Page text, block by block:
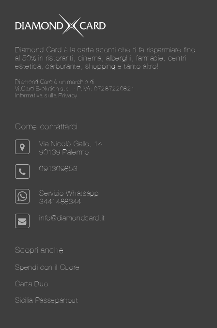
Diamond Card è la carta sconti che ti fa risparmiare fino
al 50% in ristoranti, cinema, alberghi, farmacie, centri
estetica, carburante, shopping e tanto altro!
Diamond Card è un marchio di
Vi.Card Evolution s.r.l. - P.IVA: 07287220821
Informativa sulla Privacy
Come contattarci
Via Nicolò Gallo, 14
90139 Palermo
091309853
Servizio Whatsapp
3441488344
info@diamondcard.it
Scopri anche
Spendi con il Cuore
Carta Duo
Sicilia Passepartout